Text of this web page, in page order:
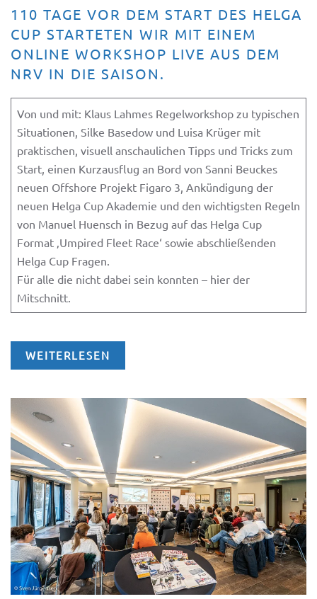
110 TAGE VOR DEM START DES HELGA
CUP STARTETEN WIR MIT EINEM
ONLINE WORKSHOP LIVE AUS DEM
NRV IN DIE SAISON.
Von und mit: Klaus Lahmes Regelworkshop zu typischen
Situationen, Silke Basedow und Luisa Krüger mit
praktischen, visuell anschaulichen Tipps und Tricks zum
Start, einen Kurzausflug an Bord von Sanni Beuckes
neuen Offshore Projekt Figaro 3, Ankündigung der
neuen Helga Cup Akademie und den wichtigsten Regeln
von Manuel Huensch in Bezug auf das Helga Cup
Format ‚Umpired Fleet Race‘ sowie abschließenden
Helga Cup Fragen.
Für alle die nicht dabei sein konnten – hier der
Mitschnitt.
WEITERLESEN